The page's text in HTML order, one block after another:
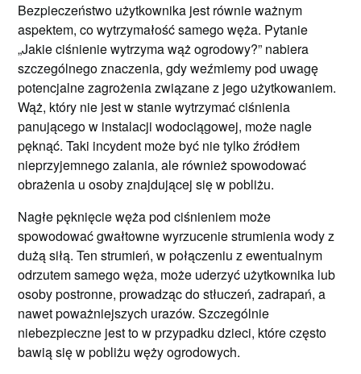
Bezpieczeństwo użytkownika jest równie ważnym
aspektem, co wytrzymałość samego węża. Pytanie
„Jakie ciśnienie wytrzyma wąż ogrodowy?” nabiera
szczególnego znaczenia, gdy weźmiemy pod uwagę
potencjalne zagrożenia związane z jego użytkowaniem.
Wąż, który nie jest w stanie wytrzymać ciśnienia
panującego w instalacji wodociągowej, może nagle
pęknąć. Taki incydent może być nie tylko źródłem
nieprzyjemnego zalania, ale również spowodować
obrażenia u osoby znajdującej się w pobliżu.
Nagłe pęknięcie węża pod ciśnieniem może
spowodować gwałtowne wyrzucenie strumienia wody z
dużą siłą. Ten strumień, w połączeniu z ewentualnym
odrzutem samego węża, może uderzyć użytkownika lub
osoby postronne, prowadząc do stłuczeń, zadrapań, a
nawet poważniejszych urazów. Szczególnie
niebezpieczne jest to w przypadku dzieci, które często
bawią się w pobliżu węży ogrodowych.